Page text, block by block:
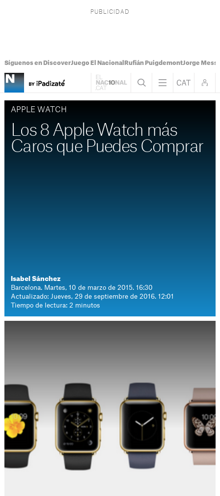
Síguenos en DiscoverJuego El Nacional Rufián PuigdemontJorge Messi
APPLE WATCH
Los 8 Apple Watch más
Caros que Puedes Comprar
Isabel Sánchez
Barcelona. Martes, 10 de marzo de 2015. 16:30
Actualizado: Jueves, 29 de septiembre de 2016. 12:01
Tiempo de lectura: 2 minutos